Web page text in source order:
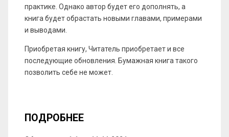
практике. Однако автор будет его дополнять, а
книга будет обрастать новыми главами, примерами
и выводами.
Приобретая книгу, Читатель приобретает и все
последующие обновления. Бумажная книга такого
позволить себе не может.
ПОДРОБНЕЕ